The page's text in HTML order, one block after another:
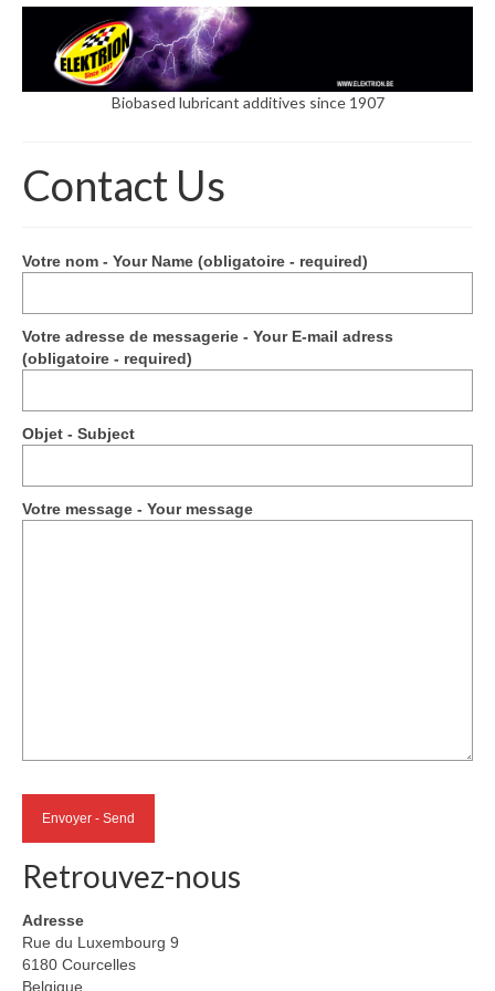
Biobased lubricant additives since 1907
Contact Us
Votre nom - Your Name (obligatoire - required)
Votre adresse de messagerie - Your E-mail adress
(obligatoire - required)
Objet - Subject
Votre message - Your message
Retrouvez-nous
Adresse
Rue du Luxembourg 9
6180 Courcelles
Belgique